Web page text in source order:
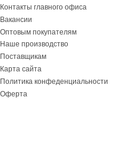
Контакты главного офиса
Вакансии
Оптовым покупателям
Наше производство
Поставщикам
Карта сайта
Политика конфеденциальности
Оферта